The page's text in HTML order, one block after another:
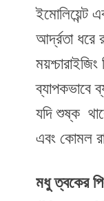
ইমোলিয়েন্ট
আর্দ্রতা ধরে
যদি শুষ্ক
এবং কোমল
মধু ত্বকের